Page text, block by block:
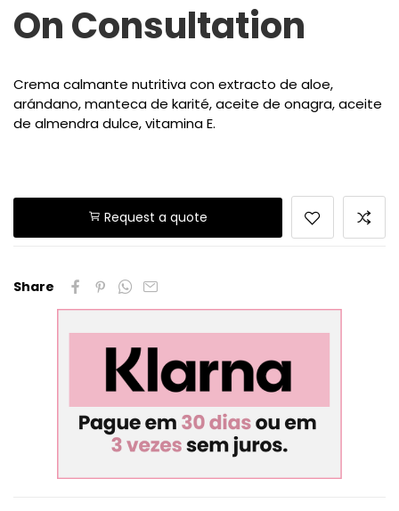
On Consultation
Crema calmante nutritiva con extracto de aloe,
arándano, manteca de karité, aceite de onagra, aceite
de almendra dulce, vitamina E.
Request a quote
Share